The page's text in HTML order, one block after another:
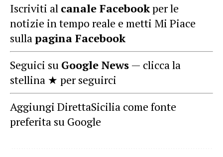
Iscriviti al canale Facebookper le
notizie in tempo reale e metti Mi Piace
sullapagina Facebook
Seguici su Google News — clicca la
stellina ★ per seguirci
Aggiungi DirettaSicilia come fonte
preferita su Google